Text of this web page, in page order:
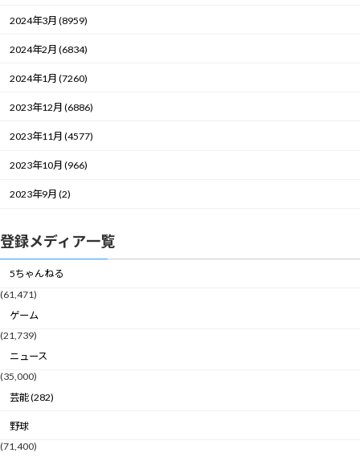
2024年3月 (8959)
2024年2月 (6834)
2024年1月 (7260)
2023年12月 (6886)
2023年11月 (4577)
2023年10月 (966)
2023年9月 (2)
登録メディア一覧
5ちゃんねる
(61,471)
ゲーム
(21,739)
ニュース
(35,000)
芸能 (282)
野球
(71,400)